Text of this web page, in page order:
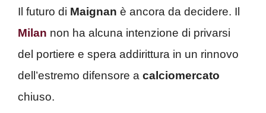
Il futuro di Maignan è ancora da decidere. Il
Milan non ha alcuna intenzione di privarsi
del portiere e spera addirittura in un rinnovo
dell’estremo difensore a calciomercato
chiuso.